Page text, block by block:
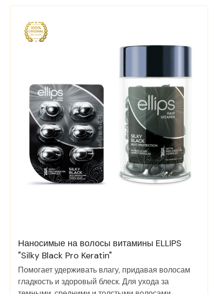
Наносимые на волосы витамины ELLIPS
"Silky Black Pro Keratin"
Помогает удерживать влагу, придавая волосам
гладкость и здоровый блеск. Для ухода за